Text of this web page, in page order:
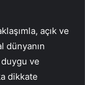
açık ve
dünyanın
ve
dikkate